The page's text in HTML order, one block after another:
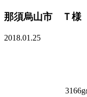
那須烏山市 Ｔ様
2018.01.25